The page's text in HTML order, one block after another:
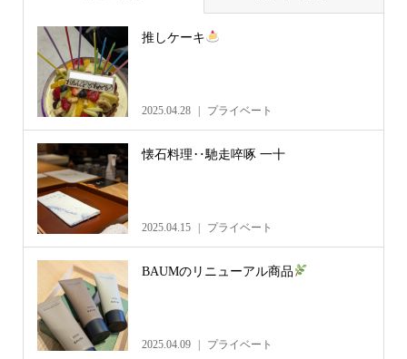
推しケーキ
2025.04.28 プライベート
懐石料理‥馳走啐啄 一十
2025.04.15 プライベート
BAUMのリニューアル商品
2025.04.09 プライベート